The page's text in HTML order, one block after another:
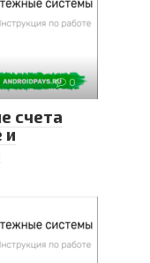
0
счета
и